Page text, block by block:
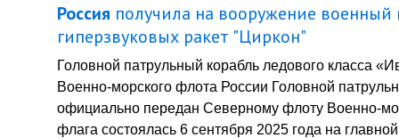
Россия получила на вооружение военный
гиперзвуковых ракет "Циркон"
Головной патрульный корабль ледового класса
Военно-морского флота России Головной
официально передан Северному флоту Военно-
флага состоялась 6 сентября 2025 года на